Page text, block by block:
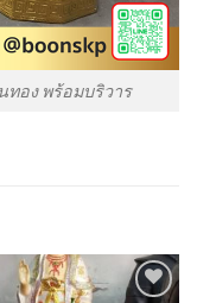
ทอง พร้อมบริวาร